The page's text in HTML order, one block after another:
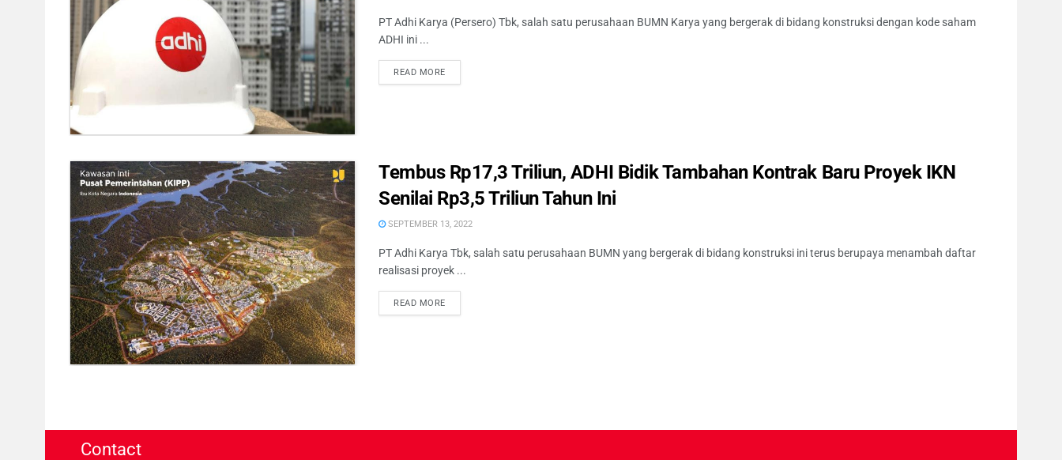
PT Adhi Karya (Persero) Tbk, salah satu perusahaan BUMN Karya yang bergerak di bidang konstruksi dengan kode saham
ADHI ini ...
READ MORE
Tembus Rp17,3 Triliun, ADHI Bidik Tambahan Kontrak Baru Proyek IKN
Senilai Rp3,5 Triliun Tahun Ini
SEPTEMBER 13, 2022
PT Adhi Karya Tbk, salah satu perusahaan BUMN yang bergerak di bidang konstruksi ini terus berupaya menambah daftar
realisasi proyek ...
READ MORE
Contact